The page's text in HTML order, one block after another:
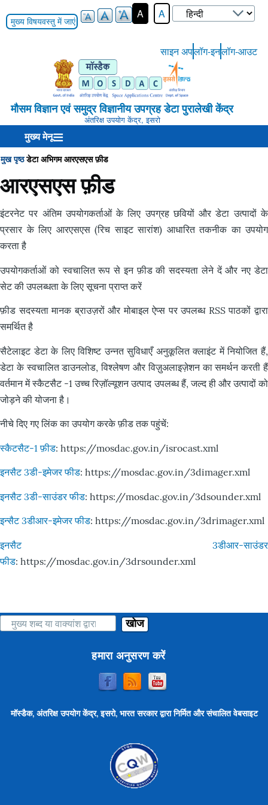
मुख्य विषयवस्तु में जाएं
A A
Select
your
User-
Login-
Menu
साइन अपलॉग-इनलॉग-आउट
मौसम विज्ञान एवं समुद्र विज्ञानीय उपग्रह डेटा पुरालेखी केंद्र
अंतरिक्ष उपयोग केंद्र, इसरो
मुख्य मेनू
Breadcrumb
मुख पृष्ठ डेटा अभिगम आरएसएस फ़ीड
आरएसएस फ़ीड
इंटरनेट पर अंतिम उपयोगकर्ताओं के लिए उपग्रह छवियों और डेटा उत्पादों के
प्रसार के लिए आरएसएस (रिच साइट सारांश) आधारित तकनीक का उपयोग
करता है
उपयोगकर्ताओं को स्वचालित रूप से इन फ़ीड की सदस्यता लेने दें और नए डेटा
सेट की उपलब्धता के लिए सूचना प्राप्त करें
फ़ीड सदस्यता मानक ब्राउज़रों और मोबाइल ऐप्स पर उपलब्ध RSS पाठकों द्वारा
समर्थित है
सैटेलाइट डेटा के लिए विशिष्ट उन्नत सुविधाएँ अनुकूलित क्लाइंट में नियोजित हैं,
डेटा के स्वचालित डाउनलोड, विश्लेषण और विज़ुअलाइज़ेशन का समर्थन करती हैं
वर्तमान में स्कैटसैट -1 उच्च रिज़ॉल्यूशन उत्पाद उपलब्ध हैं, जल्द ही और उत्पादों को
जोड़ने की योजना है।
नीचे दिए गए लिंक का उपयोग करके फ़ीड तक पहुंचें:
स्कैटसैट-1 फ़ीड: https://mosdac.gov.in/isrocast.xml
इनसैट 3डी-इमेजर फीड: https://mosdac.gov.in/3dimager.xml
इनसैट 3डी-साउंडर फीड: https://mosdac.gov.in/3dsounder.xml
इन्सैट 3डीआर-इमेजर फीड: https://mosdac.gov.in/3drimager.xml
इनसैट 3डीआर-साउंडर
फीड: https://mosdac.gov.in/3drsounder.xml
खोज
हमारा अनुसरण करें
मॉस्डैक, अंतरिक्ष उपयोग केंद्र, इसरो, भारत सरकार द्वारा निर्मित और संचालित वेबसाइट